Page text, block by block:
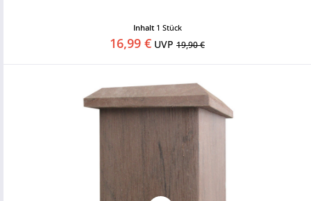
Inhalt 1 Stück
16,99 € UVP 19,90 €